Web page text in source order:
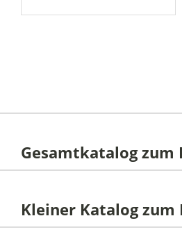
Gesamtkatalog zum
Kleiner Katalog